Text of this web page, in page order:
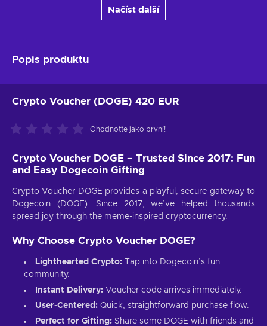
Načíst další
Popis produktu
Crypto Voucher (DOGE) 420 EUR
Ohodnoťte jako první!
Crypto Voucher DOGE – Trusted Since 2017: Fun
and Easy Dogecoin Gifting
Crypto Voucher DOGE provides a playful, secure gateway to
Dogecoin (DOGE). Since 2017, we’ve helped thousands
spread joy through the meme-inspired cryptocurrency.
Why Choose Crypto Voucher DOGE?
Lighthearted Crypto: Tap into Dogecoin’s fun
community.
Instant Delivery: Voucher code arrives immediately.
User-Centered: Quick, straightforward purchase flow.
Perfect for Gifting: Share some DOGE with friends and